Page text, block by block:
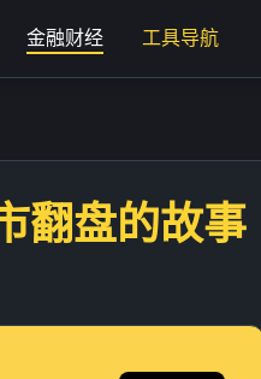
金融财经 工具导航
翻盘的故事